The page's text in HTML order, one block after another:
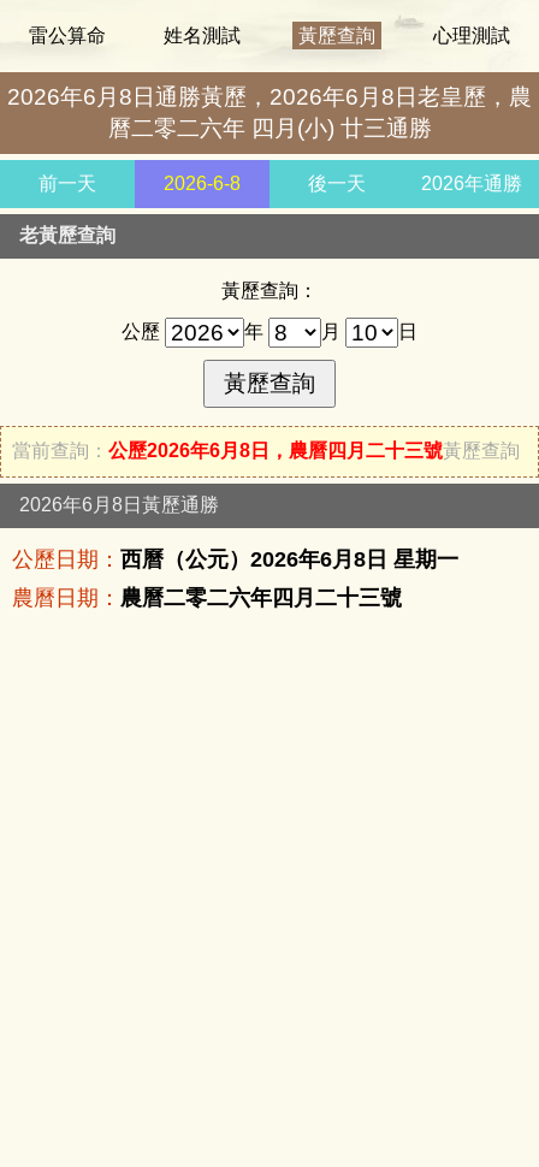
雷公算命 姓名測試 黃歷查詢 心理測試
2026年6月8日通勝黃歷，2026年6月8日老皇歷，農
曆二零二六年 四月(小) 廿三通勝
前一天 2026-6-8 後一天 2026年通勝
老黃歷查詢
黃歷查詢：
公歷
年 月 日
當前查詢： 公歷2026年6月8日，農曆四月二十三號黃歷查詢
2026年6月8日黃歷通勝
公歷日期： 西曆（公元）2026年6月8日 星期一
農曆日期： 農曆二零二六年四月二十三號